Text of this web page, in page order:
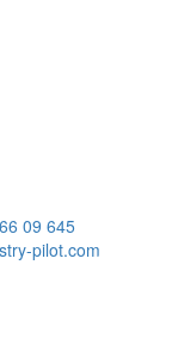
09 645
pilot.com